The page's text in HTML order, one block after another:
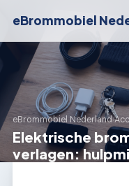
eBrommobiel
eBrommobiel Nederland›
Elektrische
verlagen: